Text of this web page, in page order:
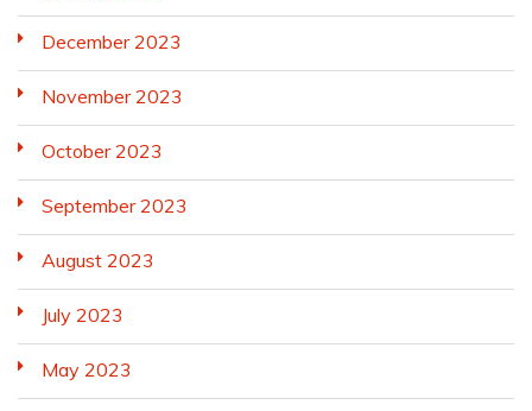
December 2023
November 2023
October 2023
September 2023
August 2023
July 2023
May 2023